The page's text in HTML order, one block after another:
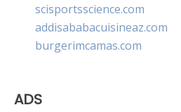
scisportsscience.com
addisababacuisineaz.com
burgerimcamas.com
ADS